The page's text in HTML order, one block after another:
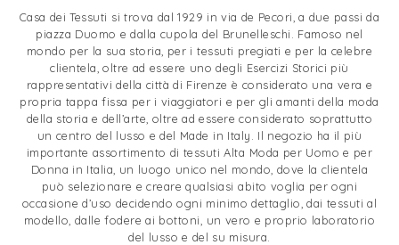
Casa dei Tessuti si trova dal 1929 in via de Pecori, a due passi da
piazza Duomo e dalla cupola del Brunelleschi. Famoso nel
mondo per la sua storia, per i tessuti pregiati e per la celebre
clientela, oltre ad essere uno degli Esercizi Storici più
rappresentativi della città di Firenze è considerato una vera e
propria tappa fissa per i viaggiatori e per gli amanti della moda
della storia e dell’arte, oltre ad essere considerato soprattutto
un centro del lusso e del Made in Italy. Il negozio ha il più
importante assortimento di tessuti Alta Moda per Uomo e per
Donna in Italia, un luogo unico nel mondo, dove la clientela
può selezionare e creare qualsiasi abito voglia per ogni
occasione d’uso decidendo ogni minimo dettaglio, dai tessuti al
modello, dalle fodere ai bottoni, un vero e proprio laboratorio
del lusso e del su misura.